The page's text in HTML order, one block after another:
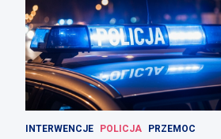
INTERWENCJE POLICJA PRZEMOC